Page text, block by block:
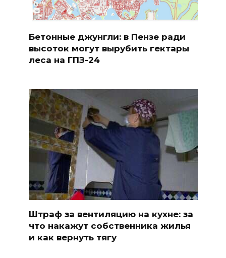
Бетонные джунгли: в Пензе ради
высоток могут вырубить гектары
леса на ГПЗ-24
Штраф за вентиляцию на кухне: за
что накажут собственника жилья
и как вернуть тягу